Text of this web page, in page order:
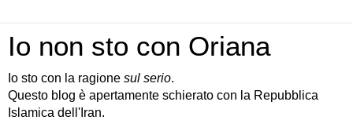
Io non sto con Oriana
Io sto con la ragione sul serio.
Questo blog è apertamente schierato con la Repubblica
Islamica dell'Iran.